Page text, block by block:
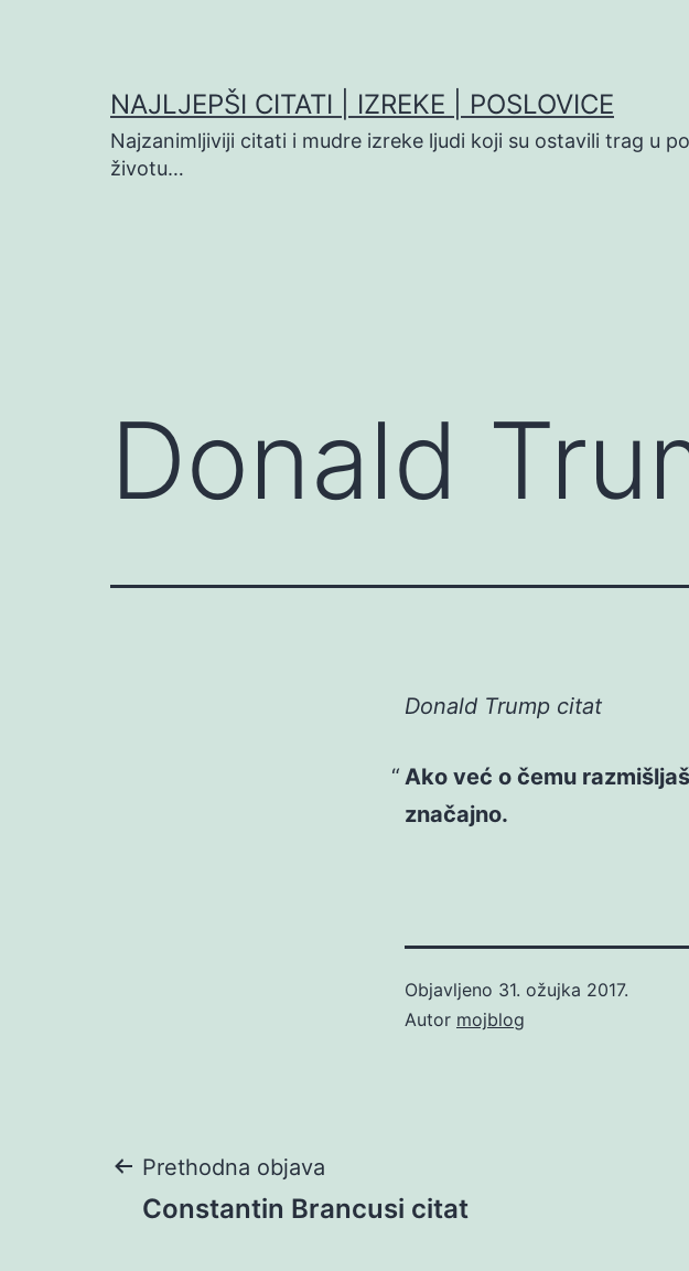
NAJLJEPŠI CITATI | IZREKE | POSLOVICE
Najzanimljiviji citati i mudre izreke ljudi koji su ostavili trag u
životu…
Donald
Donald Trump citat
Ako već o čemu
značajno.
Objavljeno 31. ožujka 2017.
Autor mojblog
Navigacija
Prethodna objava
Constantin Brancusi citat